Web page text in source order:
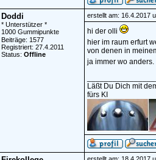
Doddi
* Unterstützer *
1000 Gummipunkte
Beiträge: 1577
Registriert: 27.4.2011
Status: Offline
erstellt am: 16.4.2017
hi der olli
hier im raum erfurt
von denen in
ja immer wo anders.
Läßt Du Dich mit
fürs KI